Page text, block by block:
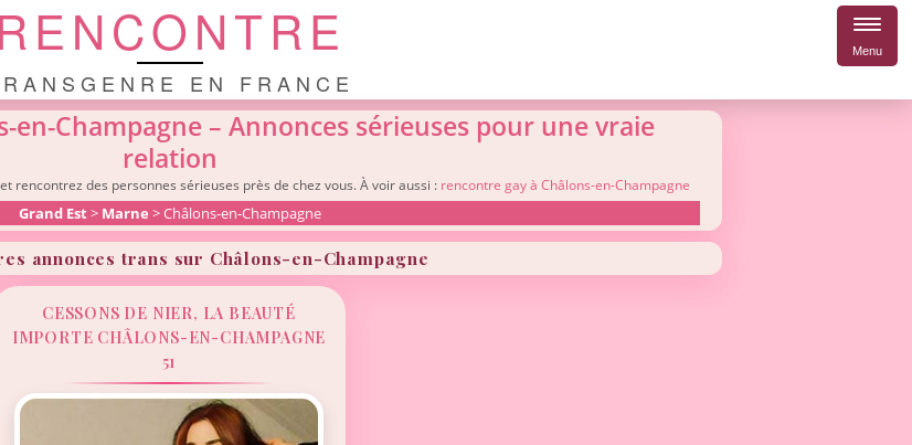
RENCONTRE
EN FRANCE
en-Champagne – Annonces sérieuses pour une vraie
relation
rencontrez des personnes sérieuses près de chez vous. À voir aussi : rencontre gay à Châlons-en-Champagne
Grand Est> Marne > Châlons-en-Champagne
annonces trans sur Châlons-en-Champagne
CESSONS DE NIER, LA BEAUTÉ
IMPORTE CHÂLONS-EN-CHAMPAGNE
51
Menu